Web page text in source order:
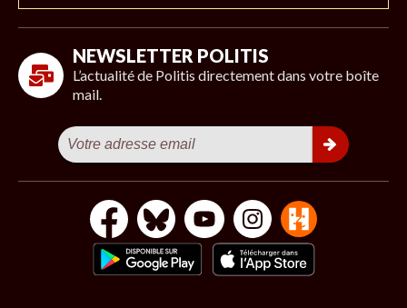
NEWSLETTER POLITIS
L’actualité de Politis directement dans votre boîte
mail.